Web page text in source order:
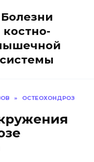
Болезни
костно-
системы
» ОСТЕОХОНДРОЗ